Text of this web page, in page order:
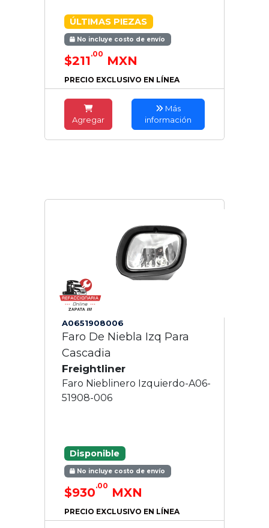
ÚLTIMAS PIEZAS
No incluye costo de envío
$211.00 MXN
PRECIO EXCLUSIVO EN LÍNEA
Agregar
Más
información
A0651908006
Faro De Niebla Izq Para
Cascadia
Freightliner
Faro Nieblinero Izquierdo-A06-
51908-006
Disponible
No incluye costo de envío
$930.00 MXN
PRECIO EXCLUSIVO EN LÍNEA